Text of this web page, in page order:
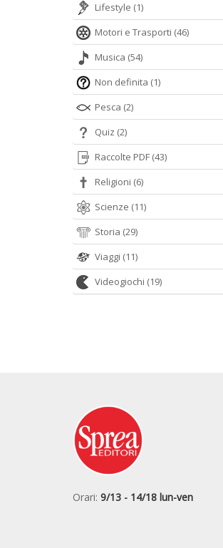
Lifestyle (1)
Motori e Trasporti (46)
Musica (54)
Non definita (1)
Pesca (2)
Quiz (2)
Raccolte PDF (43)
Religioni (6)
Scienze (11)
Storia (29)
Viaggi (11)
Videogiochi (19)
Orari: 9/13 - 14/18 lun-ven